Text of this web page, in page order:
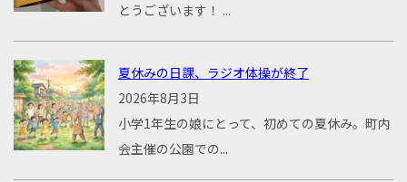
とうございます！ ...
夏休みの日課、ラジオ体操が終了
2026年8月3日
小学1年生の娘にとって、初めての夏休み。町内
会主催の公園での...